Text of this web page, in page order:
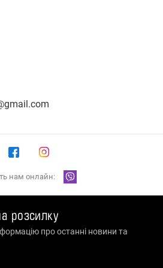
нам онлайн:
розсилку
про останні новини та